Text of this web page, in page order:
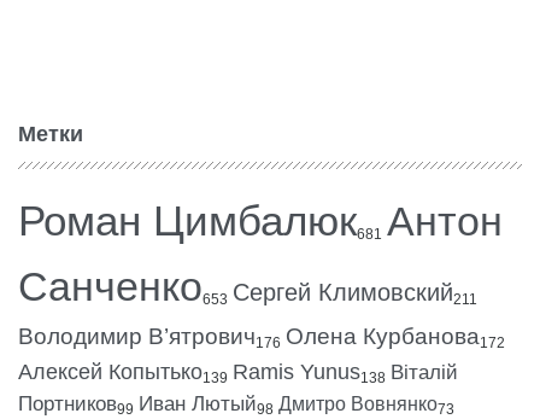
Метки
Роман Цимбалюк681 Антон
Санченко653 Сергей Климовский211
Володимир В’ятрович176 Олена Курбанова172
Алексей Копытько139 Ramis Yunus138 Віталій
Портников99 Иван Лютый98 Дмитро Вовнянко73